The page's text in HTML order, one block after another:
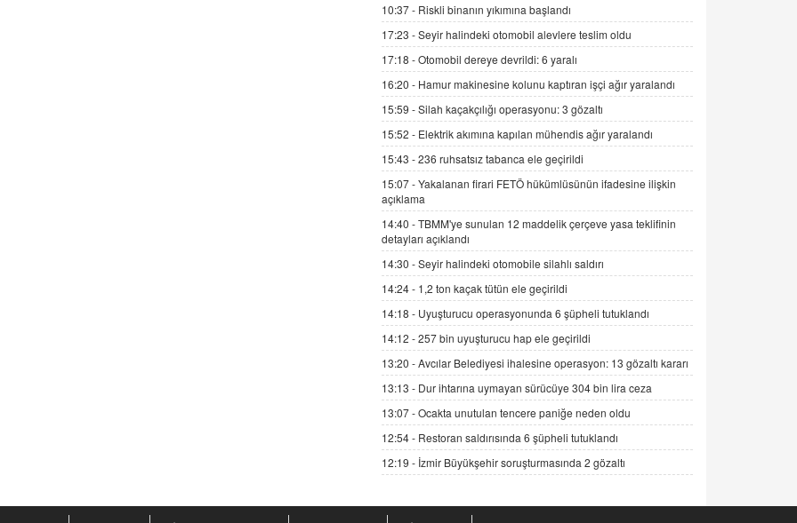
2 Kasım 2021 Salı 00:11
AV. DOĞAN CAN DOĞAN
Kişisel verilerin korunması ve dijital
hukukun gelişimi
15.09.2025 16:17
SEHER EREK
Kış Ayları Geldi, Hangi Önlemler
Alınmalı?
İNCİ GÜL AKÖL
Trump Keşke Adana'yı da Ziyaret Etse...
06.07.2026 13:00
ADEM AKÖL
Esed Destekçilerinin Yüzüne Vurulan
Şamar: Sednaya
DR. EKREM ASLAN
Gerçek Ne, Algı Ne? "Beraber
Yürüyoruz" Cümlesinin Peşinden
19.07.2025 12:45
GÖNÜL MENEKŞE
10:37 - Riskli binanın yıkımına başlandı
17:23 -Seyir halindeki otomobil alevlere teslim oldu
17:18 -Otomobil dereye devrildi: 6 yaralı
16:20 - Hamur makinesine kolunu kaptıran işçi ağır yaralandı
15:59 -Silah kaçakçılığı operasyonu: 3 gözaltı
15:52 - Elektrik akımına kapılan mühendis ağır yaralandı
15:43 -236 ruhsatsız tabanca ele geçirildi
15:07 -Yakalanan firari FETÖ hükümlüsünün ifadesine ilişkin
açıklama
14:40 -TBMM'ye sunulan 12 maddelik çerçeve yasa teklifinin
detayları açıklandı
14:30 -Seyir halindeki otomobile silahlı saldırı
14:24 - 1,2 ton kaçak tütün ele geçirildi
14:18 - Uyuşturucu operasyonunda 6 şüpheli tutuklandı
14:12 -257 bin uyuşturucu hap ele geçirildi
13:20 -Avcılar Belediyesi ihalesine operasyon: 13 gözaltı kararı
13:13 - Dur ihtarına uymayan sürücüye 304 bin lira ceza
13:07 -Ocakta unutulan tencere paniğe neden oldu
12:54 - Restoran saldırısında 6 şüpheli tutuklandı
12:19 - İzmir Büyükşehir soruşturmasında 2 gözaltı